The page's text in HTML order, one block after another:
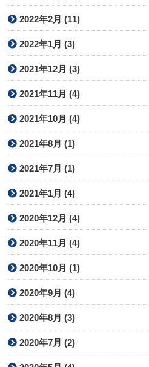
2022年2月 (11)
2022年1月 (3)
2021年12月 (3)
2021年11月 (4)
2021年10月 (4)
2021年8月 (1)
2021年7月 (1)
2021年1月 (4)
2020年12月 (4)
2020年11月 (4)
2020年10月 (1)
2020年9月 (4)
2020年8月 (3)
2020年7月 (2)